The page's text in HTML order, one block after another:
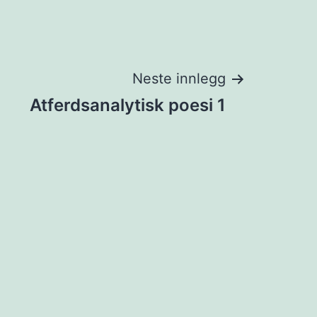
Neste innlegg
Atferdsanalytisk poesi 1